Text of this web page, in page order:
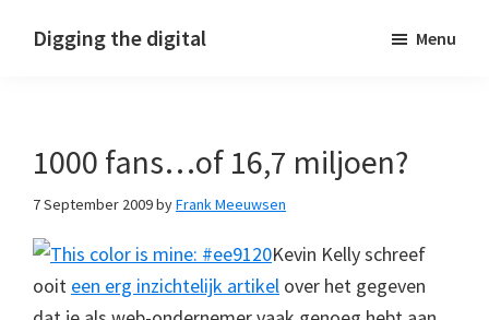
Digging the digital Menu
1000 fans…of 16,7 miljoen?
7 September 2009byFrank Meeuwsen
Kevin Kelly schreef
ooit een erg inzichtelijk artikel over het gegeven